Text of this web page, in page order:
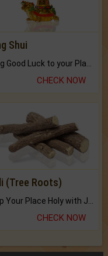
Shui
CHECK NOW
(Tree Roots)
Keep Your Place Holy with Jadi.
CHECK NOW